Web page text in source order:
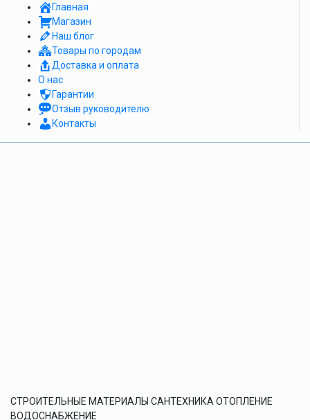
Главная
Магазин
Наш блог
Товары по городам
Доставка и оплата
О нас
Гарантии
Отзыв руководителю
Контакты
СТРОИТЕЛЬНЫЕ МАТЕРИАЛЫ САНТЕХНИКА ОТОПЛЕНИЕ
ВОДОСНАБЖЕНИЕ